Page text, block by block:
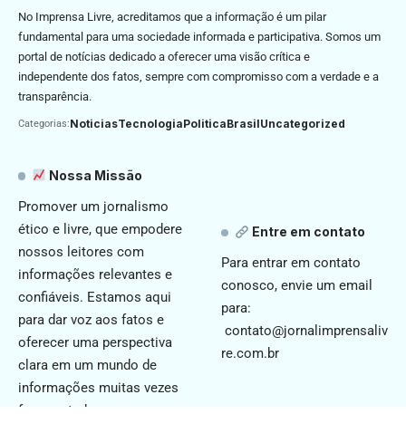
No Imprensa Livre, acreditamos que a informação é um pilar
fundamental para uma sociedade informada e participativa. Somos um
portal de notícias dedicado a oferecer uma visão crítica e
independente dos fatos, sempre com compromisso com a verdade e a
transparência.
Categorias:NoticiasTecnologiaPoliticaBrasilUncategorized
Nossa Missão
Promover um jornalismo
ético e livre, que empodere
nossos leitores com
informações relevantes e
confiáveis. Estamos aqui
para dar voz aos fatos e
oferecer uma perspectiva
clara em um mundo de
informações muitas vezes
fragmentadas.
Entre em contato
Para entrar em contato
conosco, envie um email
para:
contato@jornalimprensaliv
re.com.br